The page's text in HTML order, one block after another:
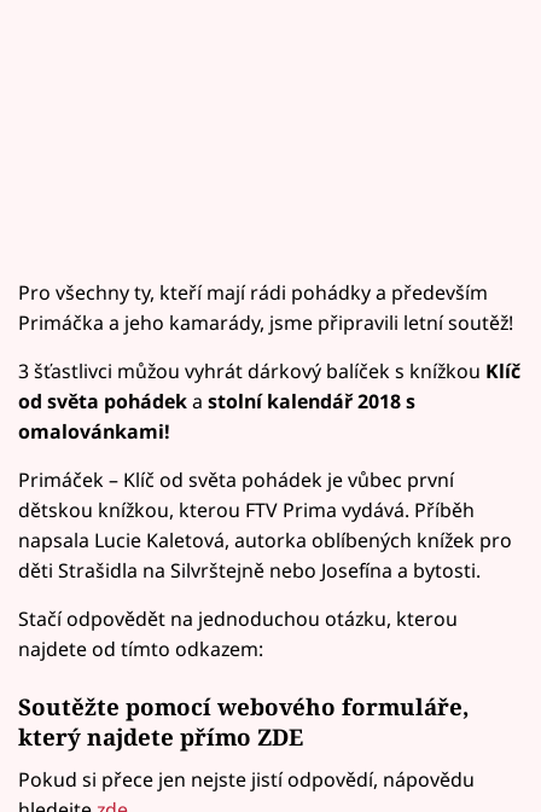
Pro všechny ty, kteří mají rádi pohádky a především
Primáčka a jeho kamarády, jsme připravili letní soutěž!
3 šťastlivci můžou vyhrát dárkový balíček s knížkou Klíč
od světa pohádeka stolní kalendář 2018 s
omalovánkami!
Primáček – Klíč od světa pohádek je vůbec první
dětskou knížkou, kterou FTV Prima vydává. Příběh
napsala Lucie Kaletová, autorka oblíbených knížek pro
děti Strašidla na Silvrštejně nebo Josefína a bytosti.
Stačí odpovědět na jednoduchou otázku, kterou
najdete od tímto odkazem:
Soutěžte pomocí webového formuláře,
který najdete přímo ZDE
Pokud si přece jen nejste jistí odpovědí, nápovědu